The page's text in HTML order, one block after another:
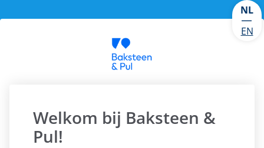
NL
|
EN
Welkom bij Baksteen &
Pul!